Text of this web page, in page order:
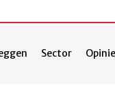
Sector Opinie